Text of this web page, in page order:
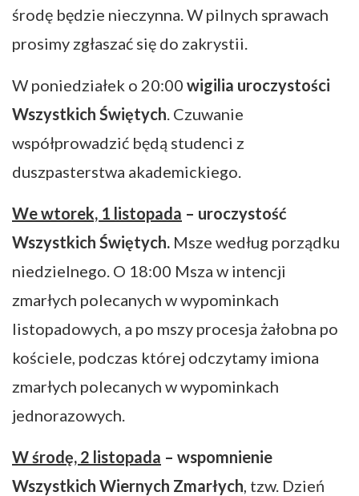
środę będzie nieczynna. W pilnych sprawach
prosimy zgłaszać się do zakrystii.
W poniedziałek o 20:00 wigilia uroczystości
Wszystkich Świętych. Czuwanie
współprowadzić będą studenci z
duszpasterstwa akademickiego.
We wtorek, 1 listopada – uroczystość
Wszystkich Świętych. Msze według porządku
niedzielnego. O 18:00 Msza w intencji
zmarłych polecanych w wypominkach
listopadowych, a po mszy procesja żałobna po
kościele, podczas której odczytamy imiona
zmarłych polecanych w wypominkach
jednorazowych.
W środę, 2 listopada – wspomnienie
Wszystkich Wiernych Zmarłych, tzw. Dzień